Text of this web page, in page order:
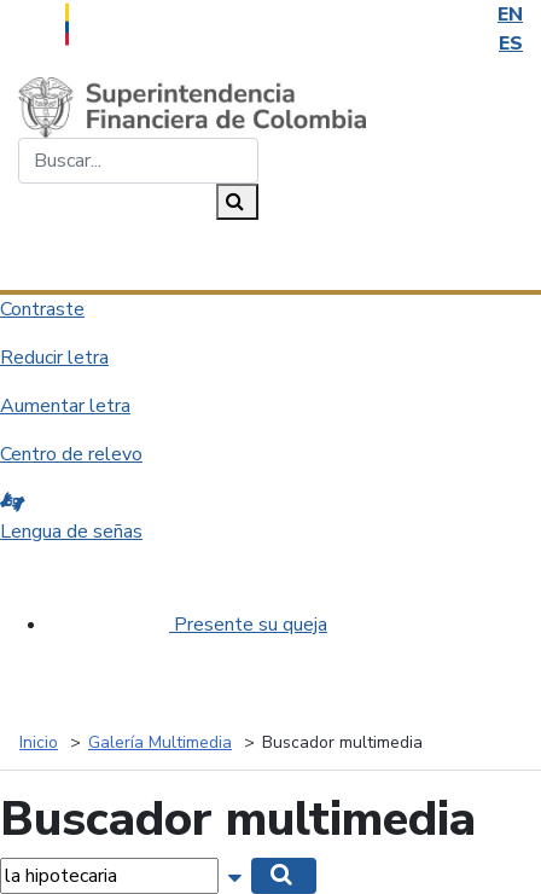
EN
ES
Saltar al contenido principal
Contraste
Reducir letra
Aumentar letra
Centro de relevo
Lengua de señas
Presente su queja
Inicio Galería Multimedia Buscador multimedia
Buscador multimedia
Mostrar opciones de búsqueda